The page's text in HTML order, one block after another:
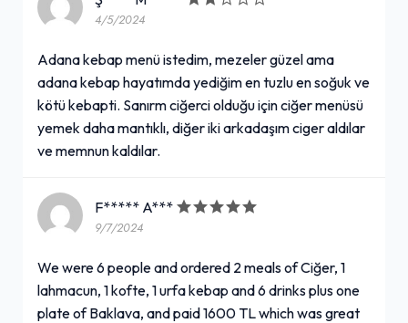
4/5/2024
Adana kebap menü istedim, mezeler güzel ama
adana kebap hayatımda yediğim en tuzlu en soğuk ve
kötü kebapti. Sanırm ciğerci olduğu için ciğer menüsü
yemek daha mantıklı, diğer iki arkadaşım ciger aldılar
ve memnun kaldılar.
F***** A***
9/7/2024
We were 6 people and ordered 2 meals of Ciğer, 1
lahmacun, 1 kofte, 1 urfa kebap and 6 drinks plus one
plate of Baklava, and paid 1600 TL which was great